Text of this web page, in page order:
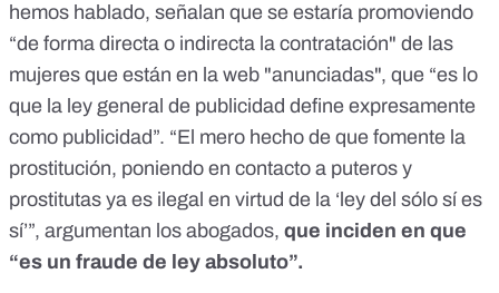
hemos hablado, señalan que se estaría promoviendo
“de forma directa o indirecta la contratación" de las
mujeres que están en la web "anunciadas", que “es lo
que la ley general de publicidad define expresamente
como publicidad”. “El mero hecho de que fomente la
prostitución, poniendo en contacto a puteros y
prostitutas ya es ilegal en virtud de la ‘ley del sólo sí es
sí’”, argumentan los abogados, que inciden en que
“es un fraude de ley absoluto”.